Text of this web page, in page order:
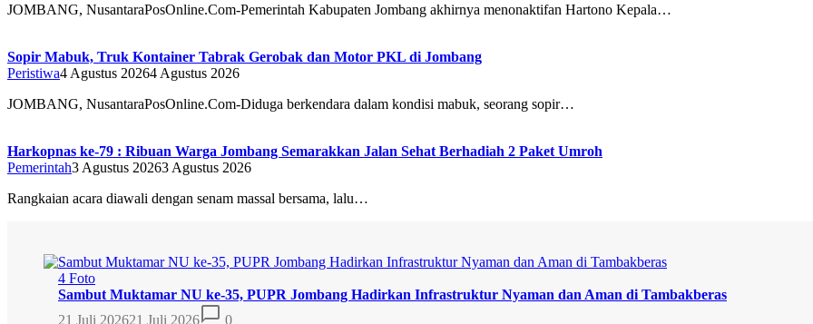
JOMBANG, NusantaraPosOnline.Com-Pemerintah Kabupaten Jombang akhirnya menonaktifan Hartono Kepala…
Sopir Mabuk, Truk Kontainer Tabrak Gerobak dan Motor PKL di Jombang
Peristiwa4 Agustus 20264 Agustus 2026
JOMBANG, NusantaraPosOnline.Com-Diduga berkendara dalam kondisi mabuk, seorang sopir…
Harkopnas ke-79 : Ribuan Warga Jombang Semarakkan Jalan Sehat Berhadiah 2 Paket Umroh
Pemerintah3 Agustus 20263 Agustus 2026
Rangkaian acara diawali dengan senam massal bersama, lalu…
4 Foto
Sambut Muktamar NU ke-35, PUPR Jombang Hadirkan Infrastruktur Nyaman dan Aman di Tambakberas
21 Juli 202621 Juli 2026 0